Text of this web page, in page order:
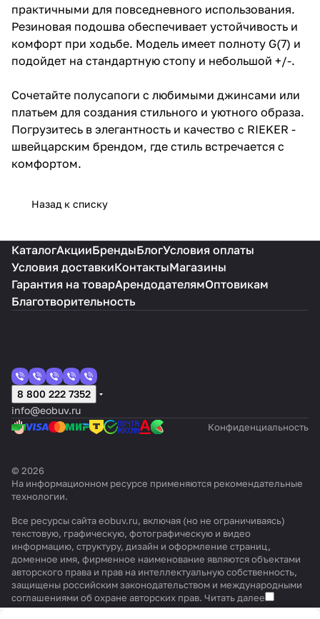
практичными для повседневного использования.
Резиновая подошва обеспечивает устойчивость и
комфорт при ходьбе. Модель имеет полноту G(7) и
подойдет на стандартную стопу и небольшой +/-.
Сочетайте полусапоги с любимыми джинсами или
платьем для создания стильного и уютного образа.
Погрузитесь в элегантность и качество с RIEKER -
швейцарским брендом, где стиль встречается с
комфортом.
Назад к списку
КаталогАкцииБрендыБлогУсловия оплаты
Условия доставкиКонтактыМагазины
Гарантия на товарАрендодателямОптовикам
Благотворительность
8 800 222 7352
info@eobuv.ru
Конфиденциальность
© 2026
На информационном ресурсе применяются рекомендательные
технологии.
Все ресурсы сайта eobuv.ru, включая (но не ограничиваясь)
текстовую, графическую, фотографическую и видео
информацию, структуру, дизайн и оформление страниц,
доменное имя, фирменное наименование являются объектами
авторского права и прав на интеллектуальную собственность,
защищены российским законодательством и международными
соглашениями об охране авторских прав. Читать далее